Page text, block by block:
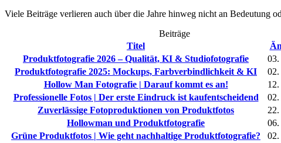
Viele Beiträge verlieren auch über die Jahre hinweg nicht an Bedeutung
Beiträge
Titel
Produktfotografie 2026 – Qualität, KI & Studiofotografie
03.
Produktfotografie 2025: Mockups, Farbverbindlichkeit & KI
02.
Hollow Man Fotografie | Darauf kommt es an!
Professionelle Fotos | Der erste Eindruck ist kaufentscheidend
02.
Zuverlässige Fotoproduktionen von Produktfotos
Hollowman und Produktfotografie
Grüne Produktfotos | Wie geht nachhaltige Produktfotografie?
02.